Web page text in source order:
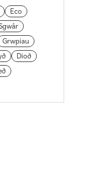
Eco
Grwpiau
Diod